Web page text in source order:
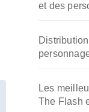
et des
Les
The Flash